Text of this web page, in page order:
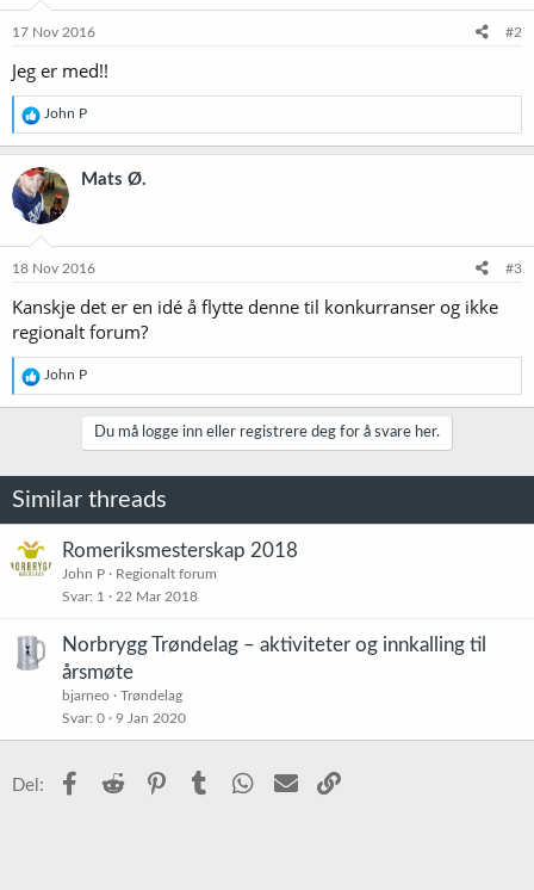
e
:
17 Nov 2016 #2
Jeg er med!!
R
e
a
k
s
j
o
e
:
John P
Mats Ø.
18 Nov 2016 #3
Kanskje det er en idé å flytte denne til konkurranser og ikke
regionalt forum?
R
e
a
n
e
r
:
John P
Du må logge inn eller registrere deg for å svare her.
Similar threads
Romeriksmesterskap 2018
John P
Regionalt forum
Svar 1 22 Mar 2018
Norbrygg Trøndelag – aktiviteter og innkalling til
årsmøte
bjarneo
Trøndelag
Svar 0 9 Jan 2020
Del: Facebook
Reddit PinterestTumblr WhatsApp
E-post